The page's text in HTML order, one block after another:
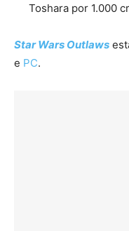
Toshara por 1.000
Star Wars Outlaws
e PC.